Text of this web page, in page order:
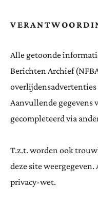
Alle getoonde
Berichten Archief
Aanvullende gegevens
gecompleteerd via
T.z.t. worden ook
deze site weergegeven.
privacy-wet.